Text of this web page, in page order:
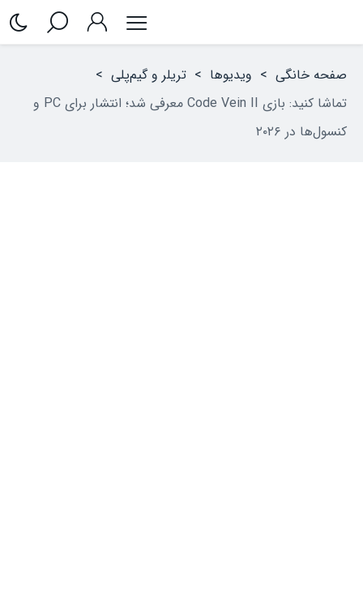
صفحه خانگی > ویدیوها > تریلر و گیم‌پلی >
تماشا کنید: بازی Code Vein II معرفی شد؛ انتشار برای PC و
کنسول‌ها در ۲۰۲۶